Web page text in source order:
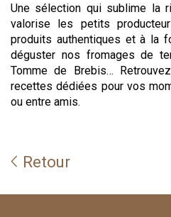
Une sélection qui sublime la
valorise les petits
produits authentiques et à la
déguster nos fromages de
Tomme de Brebis…
recettes dédiées pour vos
ou entre amis.
Retour